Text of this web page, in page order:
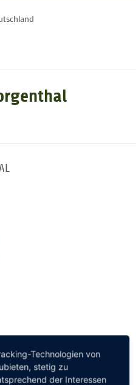
Technologien von
stetig zu
der Interessen